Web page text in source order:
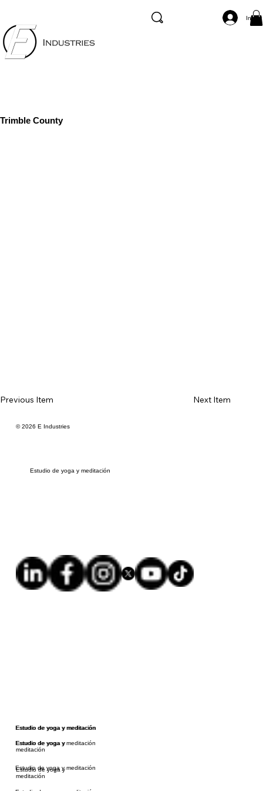
Trimble County
Previous Item Next Item
Estudio de yoga y meditación
© 2026 E Industries
Estudio de yoga y meditación
Estudio de yoga y meditación
Estudio de yoga y
Estudio de yoga y